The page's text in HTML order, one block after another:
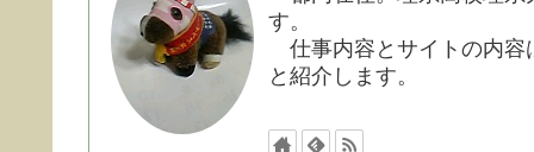
す。
仕事内容とサイトの内容
と紹介します。